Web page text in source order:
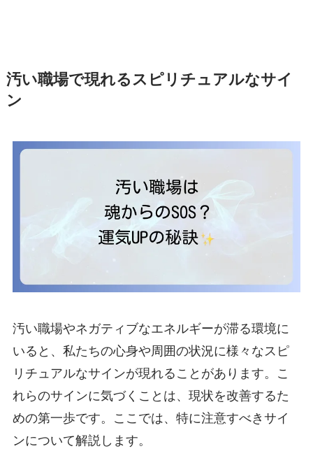
汚い職場で現れるスピリチュアルなサイ
ン
汚い職場やネガティブなエネルギーが滞る環境に
いると、私たちの心身や周囲の状況に様々なスピ
リチュアルなサインが現れることがあります。こ
れらのサインに気づくことは、現状を改善するた
めの第一歩です。ここでは、特に注意すべきサイ
ンについて解説します。